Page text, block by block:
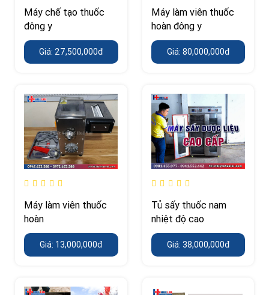
Máy chế tạo thuốc
đông y
Giá: 27,500,000đ
Máy làm viên thuốc
hoàn đông y
Giá: 80,000,000đ
Máy làm viên thuốc
hoàn
Giá: 13,000,000đ
Tủ sấy thuốc nam
nhiệt độ cao
Giá: 38,000,000đ